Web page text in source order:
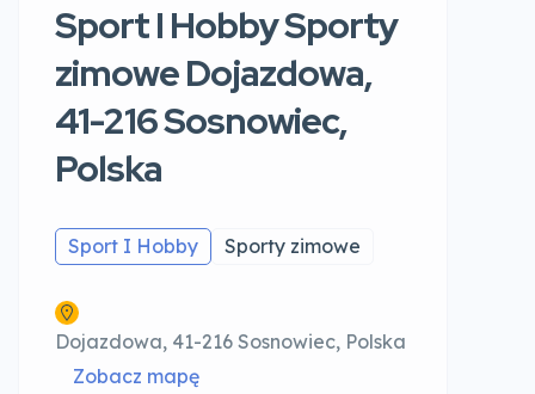
Sport I Hobby Sporty
zimowe Dojazdowa,
41-216 Sosnowiec,
Polska
Sport I Hobby Sporty zimowe
Dojazdowa, 41-216 Sosnowiec, Polska
Zobacz mapę